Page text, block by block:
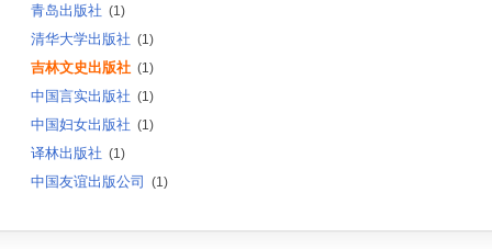
青岛出版社 (1)
清华大学出版社 (1)
吉林文史出版社 (1)
中国言实出版社 (1)
中国妇女出版社 (1)
译林出版社 (1)
中国友谊出版公司 (1)